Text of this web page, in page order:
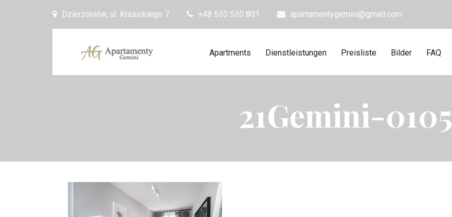
Dzierżoniów, ul. Krasickiego 7 +48 530 530 801 apartamentygemini@gmail.com
Apartments Dienstleistungen Preisliste Bilder FAQ
21Gemini-0105